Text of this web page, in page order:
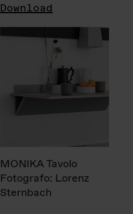
Download
MONIKA Tavolo
Fotografo: Lorenz
Sternbach